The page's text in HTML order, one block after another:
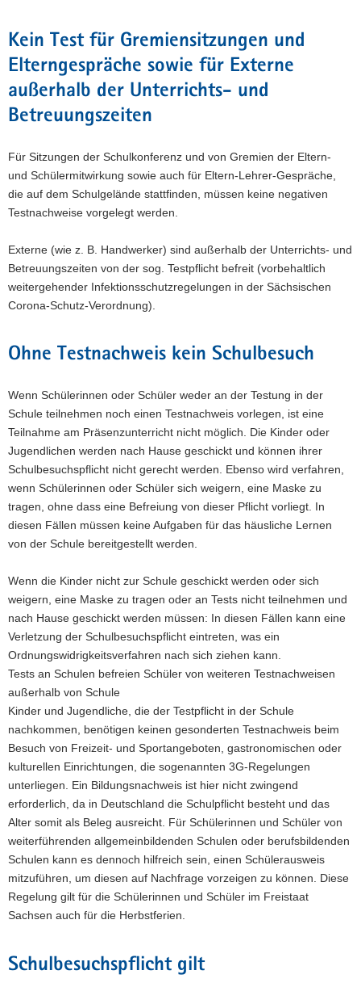
Kein Test für Gremiensitzungen und
Elterngespräche sowie für Externe
außerhalb der Unterrichts- und
Betreuungszeiten
Für Sitzungen der Schulkonferenz und von Gremien der Eltern-
und Schülermitwirkung sowie auch für Eltern-Lehrer-Gespräche,
die auf dem Schulgelände stattfinden, müssen keine negativen
Testnachweise vorgelegt werden.
Externe (wie z. B. Handwerker) sind außerhalb der Unterrichts- und
Betreuungszeiten von der sog. Testpflicht befreit (vorbehaltlich
weitergehender Infektionsschutzregelungen in der Sächsischen
Corona-Schutz-Verordnung).
Ohne Testnachweis kein Schulbesuch
Wenn Schülerinnen oder Schüler weder an der Testung in der
Schule teilnehmen noch einen Testnachweis vorlegen, ist eine
Teilnahme am Präsenzunterricht nicht möglich. Die Kinder oder
Jugendlichen werden nach Hause geschickt und können ihrer
Schulbesuchspflicht nicht gerecht werden. Ebenso wird verfahren,
wenn Schülerinnen oder Schüler sich weigern, eine Maske zu
tragen, ohne dass eine Befreiung von dieser Pflicht vorliegt. In
diesen Fällen müssen keine Aufgaben für das häusliche Lernen
von der Schule bereitgestellt werden.
Wenn die Kinder nicht zur Schule geschickt werden oder sich
weigern, eine Maske zu tragen oder an Tests nicht teilnehmen und
nach Hause geschickt werden müssen: In diesen Fällen kann eine
Verletzung der Schulbesuchspflicht eintreten, was ein
Ordnungswidrigkeitsverfahren nach sich ziehen kann.
Tests an Schulen befreien Schüler von weiteren Testnachweisen
außerhalb von Schule
Kinder und Jugendliche, die der Testpflicht in der Schule
nachkommen, benötigen keinen gesonderten Testnachweis beim
Besuch von Freizeit- und Sportangeboten, gastronomischen oder
kulturellen Einrichtungen, die sogenannten 3G-Regelungen
unterliegen. Ein Bildungsnachweis ist hier nicht zwingend
erforderlich, da in Deutschland die Schulpflicht besteht und das
Alter somit als Beleg ausreicht. Für Schülerinnen und Schüler von
weiterführenden allgemeinbildenden Schulen oder berufsbildenden
Schulen kann es dennoch hilfreich sein, einen Schülerausweis
mitzuführen, um diesen auf Nachfrage vorzeigen zu können. Diese
Regelung gilt für die Schülerinnen und Schüler im Freistaat
Sachsen auch für die Herbstferien.
Schulbesuchspflicht gilt